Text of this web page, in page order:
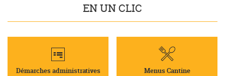
EN UN CLIC
Démarches administratives Menus Cantine